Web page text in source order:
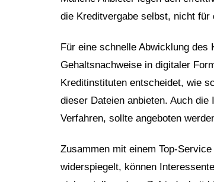
die Kreditvergabe selbst, nicht
Für eine schnelle Abwicklung
Gehaltsnachweise in digitaler
Kreditinstituten entscheidet, wie
dieser Dateien anbieten. Auch
Verfahren, sollte angeboten
Zusammen mit einem Top-
widerspiegelt, können